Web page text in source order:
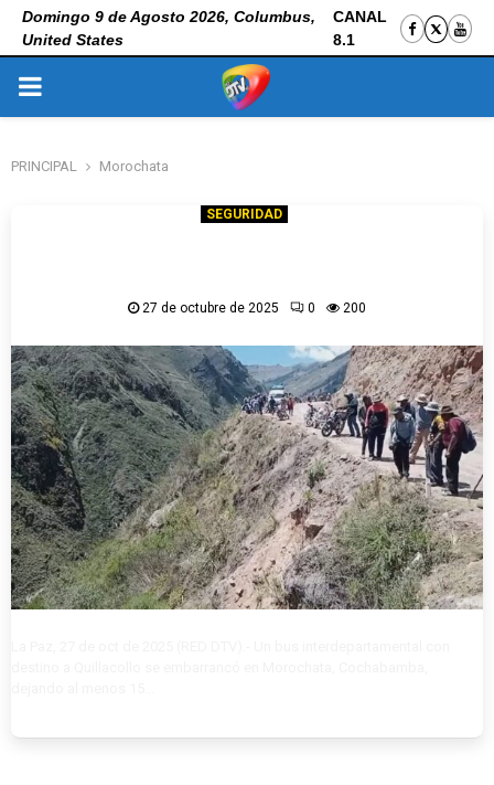
Domingo 9 de Agosto 2026, Columbus,
United States
CANAL
8.1
PRIMARY
PRINCIPAL Morochata
SEGURIDAD
27 de octubre de 2025 0 200